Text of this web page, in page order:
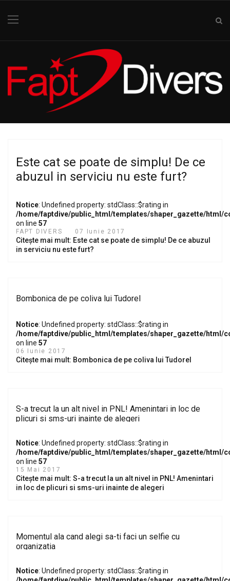
Este cat se poate de simplu! De ce
abuzul in serviciu nu este furt?
Notice: Undefined property: stdClass::$rating in
/home/faptdive/public_html/templates/shaper_gazette/html/
on line 57
FAPT DIVERS 07 Iunie 2017
Citește mai mult: Este cat se poate de simplu! De ce abuzul
in serviciu nu este furt?
Bombonica de pe coliva lui Tudorel
Notice: Undefined property: stdClass::$rating in
/home/faptdive/public_html/templates/shaper_gazette/html/
on line 57
06 Iunie 2017
Citește mai mult: Bombonica de pe coliva lui Tudorel
S-a trecut la un alt nivel in PNL! Amenintari in loc de
plicuri si sms-uri inainte de alegeri
Notice: Undefined property: stdClass::$rating in
/home/faptdive/public_html/templates/shaper_gazette/html/
on line 57
15 Mai 2017
Citește mai mult: S-a trecut la un alt nivel in PNL! Amenintari
in loc de plicuri si sms-uri inainte de alegeri
Momentul ala cand alegi sa-ti faci un selfie cu
organizatia
Notice: Undefined property: stdClass::$rating in